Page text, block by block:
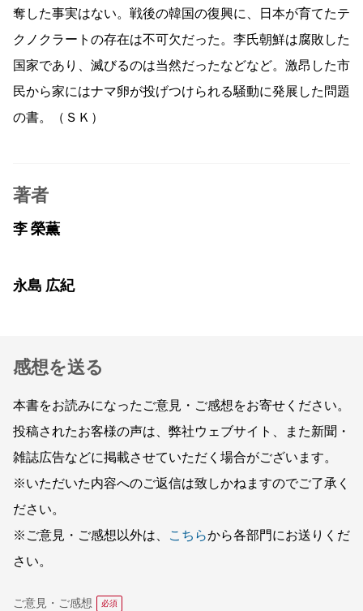
奪した事実はない。戦後の韓国の復興に、日本が育てたテ
クノクラートの存在は不可欠だった。李氏朝鮮は腐敗した
国家であり、滅びるのは当然だったなどなど。激昂した市
民から家にはナマ卵が投げつけられる騒動に発展した問題
の書。（ＳＫ）
著者
李 榮薫
永島 広紀
感想を送る
本書をお読みになったご意見・ご感想をお寄せください。
投稿されたお客様の声は、弊社ウェブサイト、また新聞・
雑誌広告などに掲載させていただく場合がございます。
※いただいた内容へのご返信は致しかねますのでご了承く
ださい。
※ご意見・ご感想以外は、
こちらから各部門にお送りくだ
さい。
ご意見・ご感想